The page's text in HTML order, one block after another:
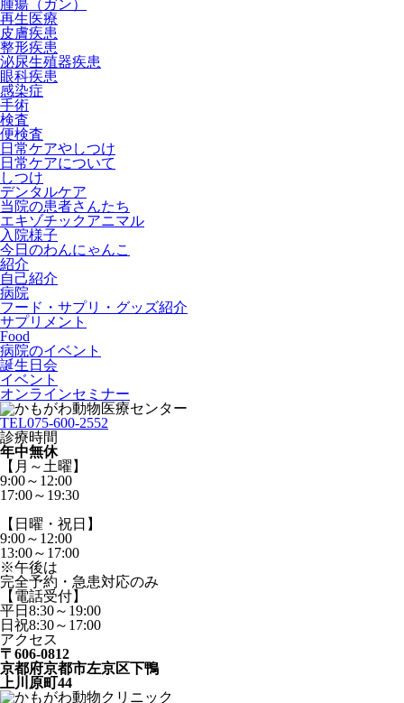
腫瘍（ガン）
再生医療
皮膚疾患
整形疾患
泌尿生殖器疾患
眼科疾患
感染症
手術
検査
便検査
日常ケアやしつけ
日常ケアについて
しつけ
デンタルケア
当院の患者さんたち
エキゾチックアニマル
入院様子
今日のわんにゃんこ
紹介
自己紹介
病院
フード・サプリ・グッズ紹介
サプリメント
Food
病院のイベント
誕生日会
イベント
オンラインセミナー
TEL075-600-2552
診療時間
年中無休
【月～土曜】
9:00～12:00
17:00～19:30
【日曜・祝日】
9:00～12:00
13:00～17:00
※午後は
完全予約・急患対応のみ
【電話受付】
平日8:30～19:00
日祝8:30～17:00
アクセス
〒606-0812
京都府京都市左京区下鴨
上川原町44